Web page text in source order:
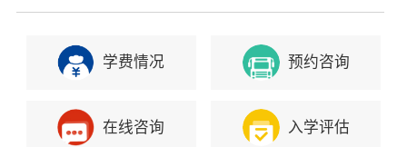
学费情况 预约咨询
在线咨询 入学评估